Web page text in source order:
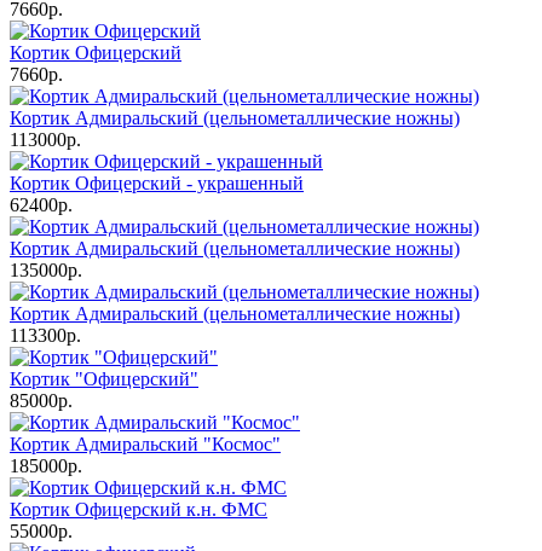
7660р.
Кортик Офицерский
7660р.
Кортик Адмиральский (цельнометаллические ножны)
113000р.
Кортик Офицерский - украшенный
62400р.
Кортик Адмиральский (цельнометаллические ножны)
135000р.
Кортик Адмиральский (цельнометаллические ножны)
113300р.
Кортик "Офицерский"
85000р.
Кортик Адмиральский "Космос"
185000р.
Кортик Офицерский к.н. ФМС
55000р.